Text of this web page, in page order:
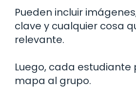
Pueden incluir
clave y cualquier cosa
relevante.
Luego, cada estudiante
mapa al grupo.